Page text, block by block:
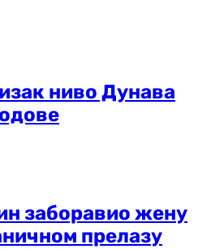
ниво Дунава
заборавио жену
прелазу